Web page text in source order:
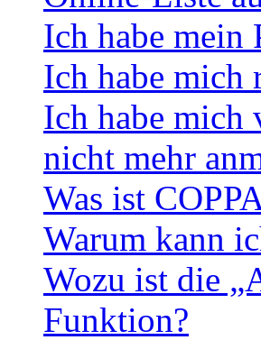
Ich habe mein
Ich habe mich
Ich habe mich
nicht mehr
Was ist
Warum kann
Wozu ist die
Funktion?